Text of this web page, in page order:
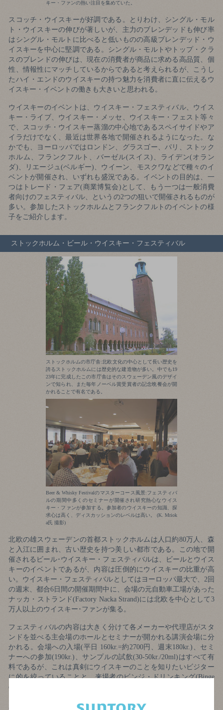
キー・ファンの熱い注目を集めていた。
スコッチ・ウイスキーが好調である。とりわけ、シングル・モル
ト・ウイスキーの伸びが著しいが、主力のブレンデッドも伸び率
はシングル・モルトに比べると低いものの高級ブレンデッド・ウ
イスキーを中心に堅調である。シングル・モルトやトップ・クラ
スのブレンドの伸びは、現在の消費者が商品に求める高品質、個
性、情報性にマッチしているからであると考えられるが、こうし
たハイ・エンドのウイスキーの持つ魅力を消費者に直に伝えるウ
イスキー・イベントの働きも大きいと思われる。
ウイスキーのイベントは、ウイスキー・フェスティバル、ウイス
キー・ライブ、ウイスキー・メッセ、ウイスキー・フェスト等々
で、スコッチ・ウイスキー蒸溜の中心地であるスペイサイドやア
イラだけでなく、最近は世界各地で開催されるようになった。な
かでも、ヨーロッパではロンドン、グラスゴー、パリ、ストック
ホルム、フランクフルト、バーゼル(スイス)、ライデン(オラン
ダ)、リエージュ(ベルギー)、ウイーン、モスクワなどで種々のイ
ベントが開催され、いずれも盛況である。イベントの目的は、一
つはトレード・フェア(商業博覧会)として、もう一つは一般消費
者向けのフェスティバル、というの2つの狙いで開催されるものが
多い。参加したストックホルムとフランクフルトのイベントの様
子をご紹介します。
ストックホルム・ビール・ウイスキー・フェスティバル
ストックホルムの市庁舎:北欧文化の中心として長い歴史を
誇るストックホルムには歴史的な建造物が多い。中でも19
23年に完成したこの市庁舎はそのスウェーデン風のデザイ
ンで知られ、また毎年ノーベル賞受賞者の記念晩餐会が開
かれることで有名である。
Beer & Whisky Festivalのマスターコース風景:フェスティバ
ルの期間中多くのセミナーが開催され研究熱心なウイス
キー・ファンが参加する。参加者のウイスキーの知識、探
求心は高く、ディスカッションのレベルは高い。 (K. Mriok
a氏 撮影)
北欧の雄スウェーデンの首都ストックホルムは人口約80万人、森
と入江に囲まれ、古い歴史を持つ美しい都市である。この地で開
催されるビール･ウイスキー・フェスティバルは、ビールとウイス
キーのイベントであるが、内容は圧倒的にウイスキーの比重が高
い。ウイスキー・フェスティバルとしてはヨーロッパ最大で、2回
の週末、都合6日間の開催期間中に、会場の元自動車工場があった
ナッカ・ストランド(Factory Nacka Strand)には北欧を中心として3
万人以上のウイスキー･ファンが集る。
フェスティバルの内容は大きく分けて各メーカーや代理店がスタ
ンドを並べる主会場のホールとセミナーが開かれる講演会場に分
かれる。会場への入場(平日 160kr.=約2700円、週末180kr.)、セミ
ナーへの参加(190kr.)、サンプルの試飲(30-50kr./20ml)はすべて有
料であるが、これは真剣にウイスキーのことを知りたいビジター
に的を絞っていることと、来場者のビンジ・ドリンキング(Binge
drinking=無茶飲み)を避け“節度"を求める目的がある。
入場者は、主会場では各社のスタンドを廻り、興味をひいたスタ